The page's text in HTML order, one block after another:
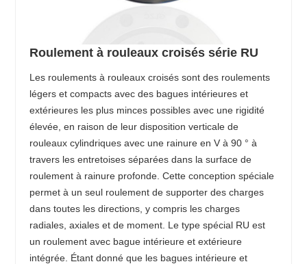
Roulement à rouleaux croisés série RU
Les roulements à rouleaux croisés sont des roulements
légers et compacts avec des bagues intérieures et
extérieures les plus minces possibles avec une rigidité
élevée, en raison de leur disposition verticale de
rouleaux cylindriques avec une rainure en V à 90 ° à
travers les entretoises séparées dans la surface de
roulement à rainure profonde. Cette conception spéciale
permet à un seul roulement de supporter des charges
dans toutes les directions, y compris les charges
radiales, axiales et de moment. Le type spécial RU est
un roulement avec bague intérieure et extérieure
intégrée. Étant donné que les bagues intérieure et